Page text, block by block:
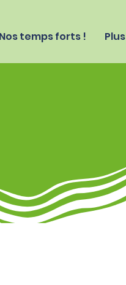
Nos temps forts ! Plus